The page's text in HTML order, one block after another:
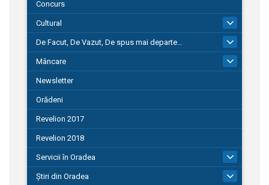
Concurs
Cultural
De Facut, De Vazut, De spus mai departe…
580
Mâncare
Newsletter
Orădeni
Revelion 2017
Revelion 2018
Servicii în Oradea
Știri din Oradea